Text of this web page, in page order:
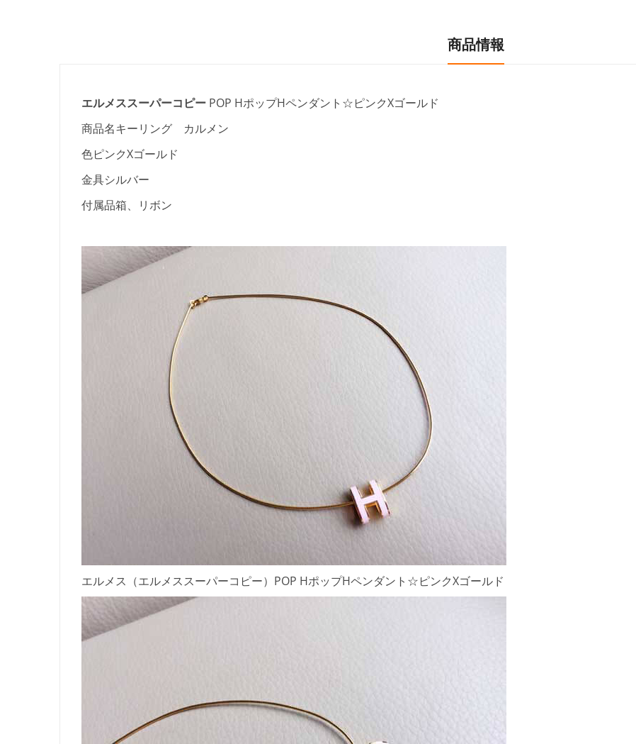
商品情報
エルメススーパーコピー POP HポップHペンダント☆ピンクXゴールド
商品名キーリング カルメン
色ピンクXゴールド
金具シルバー
付属品箱、リボン
エルメス（エルメススーパーコピー）POP HポップHペンダント☆ピンクXゴールド